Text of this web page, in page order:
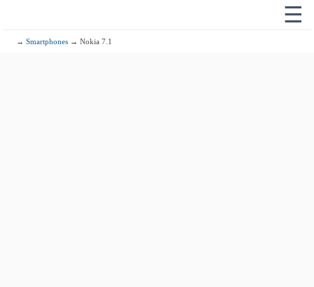
☰
→Smartphones → Nokia 7.1